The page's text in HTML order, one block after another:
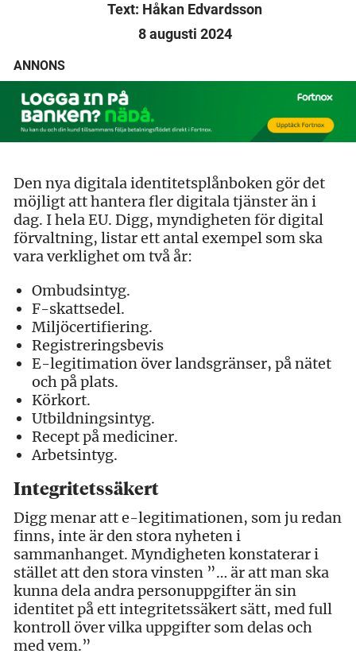
Text: Håkan Edvardsson
8 augusti 2024
ANNONS
Den nya digitala identitetsplånboken gör det
möjligt att hantera fler digitala tjänster än i
dag. I hela EU. Digg, myndigheten för digital
förvaltning, listar ett antal exempel som ska
vara verklighet om två år:
Ombudsintyg.
F-skattsedel.
Miljöcertifiering.
Registreringsbevis
E-legitimation över landsgränser, på nätet
och på plats.
Körkort.
Utbildningsintyg.
Recept på mediciner.
Arbetsintyg.
Integritetssäkert
Digg menar att e-legitimationen, som ju redan
finns, inte är den stora nyheten i
sammanhanget. Myndigheten konstaterar i
stället att den stora vinsten ”… är att man ska
kunna dela andra personuppgifter än sin
identitet på ett integritetssäkert sätt, med full
kontroll över vilka uppgifter som delas och
med vem.”